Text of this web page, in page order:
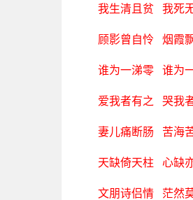
我生清且贫 我死无
顾影曾自怜 烟霞
谁为一涕零 谁为
爱我者有之 哭我
妻儿痛断肠 苦海
天缺倚天柱 心缺
文朋诗侣情 茫然